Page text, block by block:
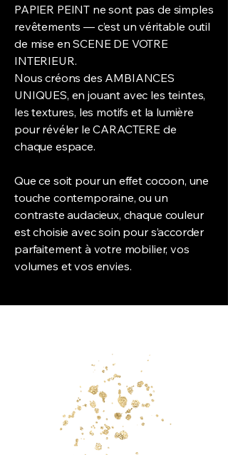
PAPIER PEINT ne sont pas de simples
revêtements — c’est un véritable outil
de mise en SCENE DE VOTRE
INTERIEUR.
Nous créons des AMBIANCES
UNIQUES, en jouant avec les teintes,
les textures, les motifs et la lumière
pour révéler le CARACTERE de
chaque espace.
Que ce soit pour un effet cocoon, une
touche contemporaine, ou un
contraste audacieux, chaque couleur
est choisie avec soin pour s’accorder
parfaitement à votre mobilier, vos
volumes et vos envies.